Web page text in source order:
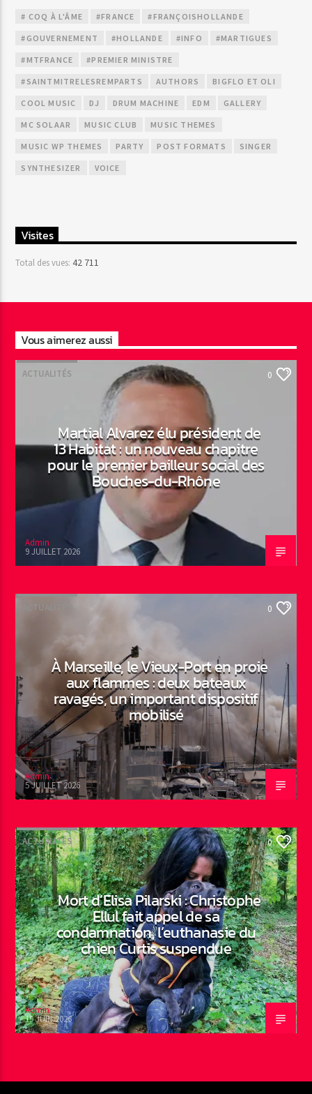
# COQ À L'ÂME #FRANCE #FRANÇOISHOLLANDE
#GOUVERNEMENT #HOLLANDE #INFO #MARTIGUES
#MTFRANCE #PREMIER MINISTRE
#SAINTMITRELESREMPARTS AUTHORS BIGFLO ET OLI
COOL MUSIC DJ DRUM MACHINE EDM GALLERY
MC SOLAAR MUSIC CLUB MUSIC THEMES
MUSIC WP THEMES PARTY POST FORMATS SINGER
SYNTHESIZER VOICE
Visites
Total des vues:42 711
Vous aimerez aussi
ACTUALITÉS 0
Martial Alvarez élu président de
13 Habitat : un nouveau chapitre
pour le premier bailleur social des
Bouches-du-Rhône
Admin
9 JUILLET 2026
ACTUALITÉS 0
À Marseille, le Vieux-Port en proie
aux flammes : deux bateaux
ravagés, un important dispositif
mobilisé
Admin
5 JUILLET 2026
ACTUALITÉS 0
Mort d’Elisa Pilarski : Christophe
Ellul fait appel de sa
condamnation, l’euthanasie du
chien Curtis suspendue
Admin
19 JUIN 2026